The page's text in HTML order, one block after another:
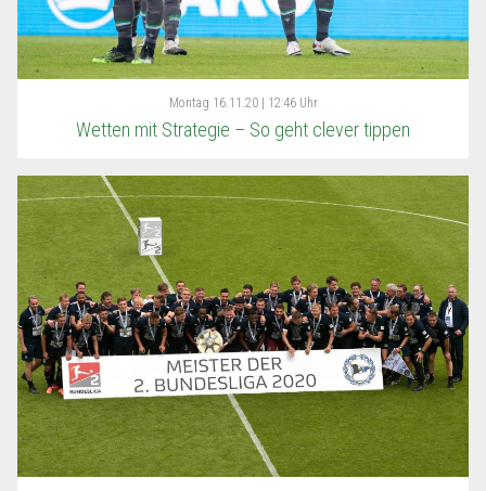
Montag 16.11.20 | 12:46 Uhr
Wetten mit Strategie – So geht clever tippen